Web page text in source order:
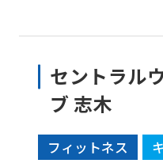
セントラル
ブ 志木
フィットネス